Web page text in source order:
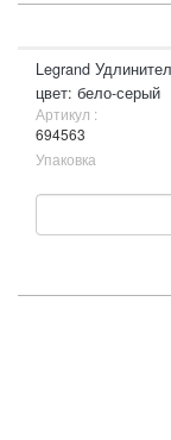
Legrand
цвет: бело-серый
Артикул :
694563
Упаковка